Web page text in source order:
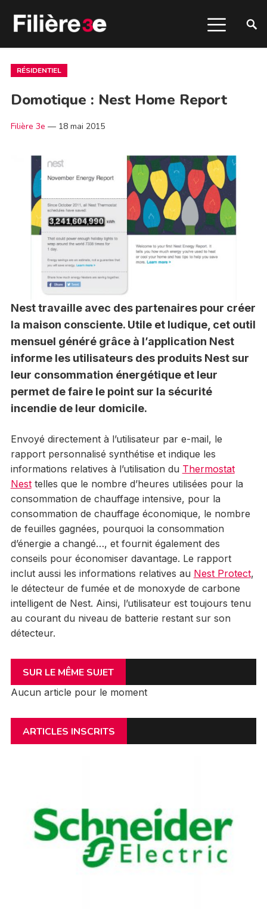
RÉSIDENTIEL
Domotique : Nest Home Report
Filière 3e — 18 mai 2015
Nest travaille avec des partenaires pour créer
la maison consciente. Utile et ludique, cet outil
mensuel généré grâce à l’application Nest
informe les utilisateurs des produits Nest sur
leur consommation énergétique et leur
permet de faire le point sur la sécurité
incendie de leur domicile.
Envoyé directement à l’utilisateur par e-mail, le
rapport personnalisé synthétise et indique les
informations relatives à l’utilisation du Thermostat
Nesttelles que le nombre d’heures utilisées pour la
consommation de chauffage intensive, pour la
consommation de chauffage économique, le nombre
de feuilles gagnées, pourquoi la consommation
d’énergie a changé…, et fournit également des
conseils pour économiser davantage. Le rapport
inclut aussi les informations relatives au Nest Protect,
le détecteur de fumée et de monoxyde de carbone
intelligent de Nest. Ainsi, l’utilisateur est toujours tenu
au courant du niveau de batterie restant sur son
détecteur.
SUR LE MÊME SUJET
Aucun article pour le moment
ARTICLES INSCRITS